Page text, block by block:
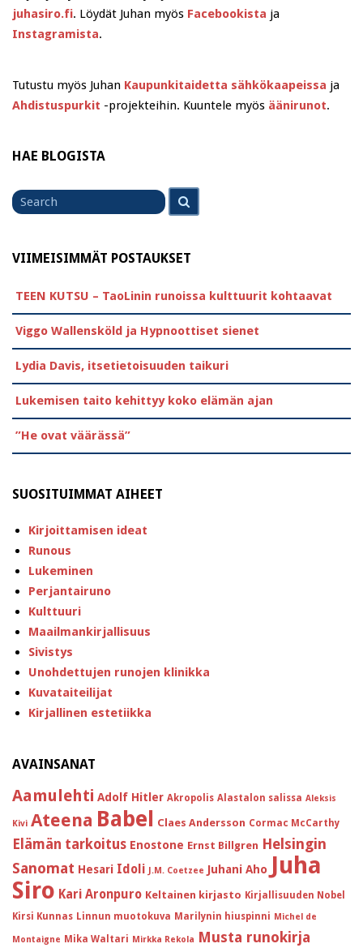
juhasiro.fi. Löydät Juhan myös Facebookista ja
Instagramista.
Tutustu myös Juhan Kaupunkitaidetta sähkökaapeissa ja
Ahdistuspurkit -projekteihin. Kuuntele myös äänirunot.
HAE BLOGISTA
Search
for
VIIMEISIMMÄT POSTAUKSET
TEEN KUTSU – TaoLinin runoissa kulttuurit kohtaavat
Viggo Wallensköld ja Hypnoottiset sienet
Lydia Davis, itsetietoisuuden taikuri
Lukemisen taito kehittyy koko elämän ajan
”He ovat väärässä”
SUOSITUIMMAT AIHEET
Kirjoittamisen ideat
Runous
Lukeminen
Perjantairuno
Kulttuuri
Maailmankirjallisuus
Sivistys
Unohdettujen runojen klinikka
Kuvataiteilijat
Kirjallinen estetiikka
AVAINSANAT
Aamulehti Adolf Hitler Akropolis Alastalon salissa Aleksis
Kivi Ateena Babel Claes Andersson Cormac McCarthy
Elämän tarkoitus Enostone Ernst Billgren Helsingin
Sanomat Hesari Idoli J.M. Coetzee Juhani Aho Juha
Siro Kari Aronpuro Keltainen kirjasto Kirjallisuuden Nobel
Kirsi Kunnas Linnun muotokuva Marilynin hiuspinni Michel de
Montaigne Mika Waltari Mirkka Rekola Musta runokirja